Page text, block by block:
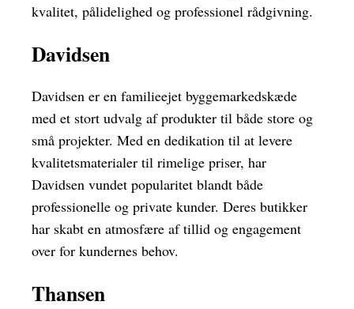
kvalitet, pålidelighed og professionel rådgivning.
Davidsen
Davidsen er en familieejet byggemarkedskæde
med et stort udvalg af produkter til både store og
små projekter. Med en dedikation til at levere
kvalitetsmaterialer til rimelige priser, har
Davidsen vundet popularitet blandt både
professionelle og private kunder. Deres butikker
har skabt en atmosfære af tillid og engagement
over for kundernes behov.
Thansen